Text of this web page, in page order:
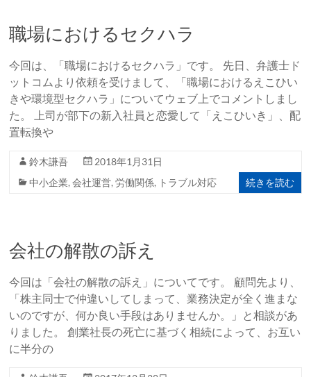
職場におけるセクハラ
今回は、「職場におけるセクハラ」です。 先日、弁護士ド
ットコムより依頼を受けまして、「職場におけるえこひい
きや環境型セクハラ」についてウェブ上でコメントしまし
た。 上司が部下の新入社員と恋愛して「えこひいき」、配
置転換や
鈴木謙吾
2018年1月31日
中小企業,会社運営,労働関係, トラブル対応 続きを読む
会社の解散の訴え
今回は「会社の解散の訴え」についてです。 顧問先より、
「株主同士で仲違いしてしまって、業務決定が全く進まな
いのですが、何か良い手段はありませんか。」と相談があ
りました。 創業社長の死亡に基づく相続によって、お互い
に半分の